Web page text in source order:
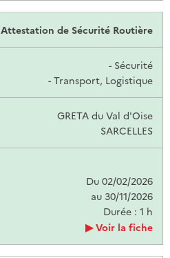
Attestation de Sécurité Routière
- Sécurité
- Transport, Logistique
GRETA du Val d'Oise
SARCELLES
Du 02/02/2026
au 30/11/2026
Durée : 1 h
Voir la fiche